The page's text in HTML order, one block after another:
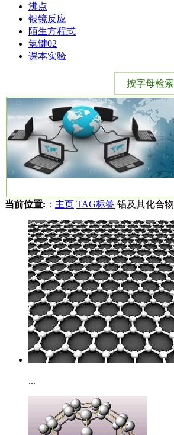
沸点
银镜反应
陌生方程式
氢键02
课本实验
按字母检索
当前位置: ： 主页 TAG标签 铝及其化合物
...